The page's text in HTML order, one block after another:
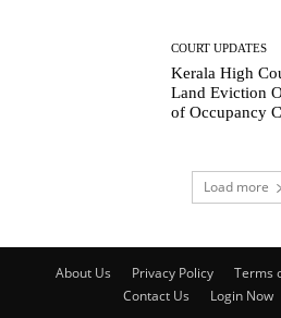
COURT UPDATES
Kerala High
Land Eviction
of Occupancy
Load more
About Us Privacy Policy Terms
Contact Us
Login Now